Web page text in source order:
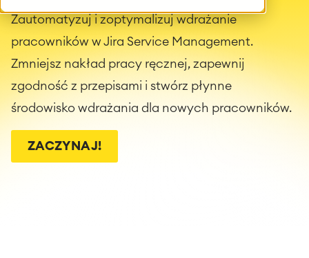
Zautomatyzuj i zoptymalizuj wdrażanie
pracowników w Jira Service Management.
Zmniejsz nakład pracy ręcznej, zapewnij
zgodność z przepisami i stwórz płynne
środowisko wdrażania dla nowych pracowników.
ZACZYNAJ!